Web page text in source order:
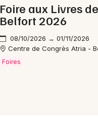
Foire aux Livres de
Belfort 2026
08/10/2026 → 01/11/2026
Centre de Congrès Atria -
Foires